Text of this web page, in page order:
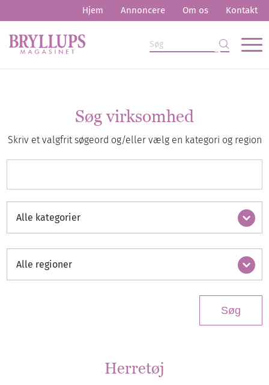
Hjem Annoncere Om os Kontakt
Søg virksomhed
Skriv et valgfrit søgeord og/eller vælg en kategori og region
Alle kategorier
Alle regioner
Herretøj